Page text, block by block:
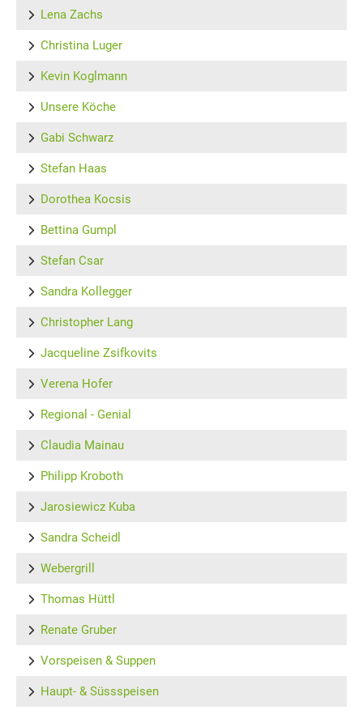
Lena Zachs
Christina Luger
Kevin Koglmann
Unsere Köche
Gabi Schwarz
Stefan Haas
Dorothea Kocsis
Bettina Gumpl
Stefan Csar
Sandra Kollegger
Christopher Lang
Jacqueline Zsifkovits
Verena Hofer
Regional - Genial
Claudia Mainau
Philipp Kroboth
Jarosiewicz Kuba
Sandra Scheidl
Webergrill
Thomas Hüttl
Renate Gruber
Vorspeisen & Suppen
Haupt- & Süssspeisen